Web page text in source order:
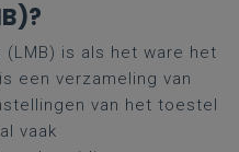
is als het ware het
een verzameling van
van het toestel
vaak